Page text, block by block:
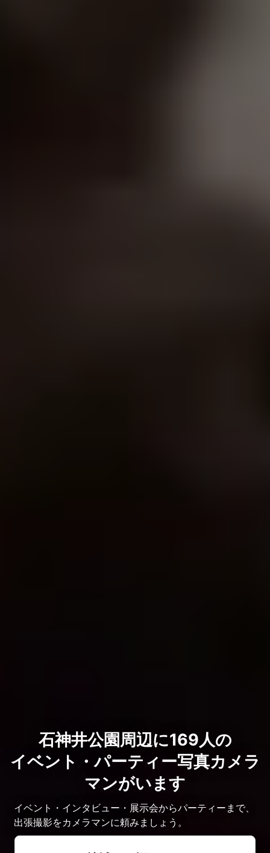
石神井公園周辺に169人の
イベント・パーティー写真カメラ
マンがいます
イベント・インタビュー・展示会からパーティーまで、
出張撮影をカメラマンに頼みましょう。